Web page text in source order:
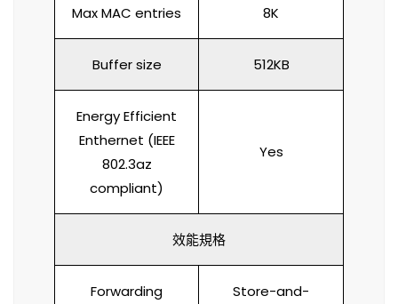
Max MAC entries 8K
Buffer size 512KB
Energy Efficient
Enthernet (IEEE
802.3az
compliant)
Yes
效能規格
Forwarding
Store-and-